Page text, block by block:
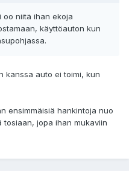
oo niitä ihan ekoja
käyttöauton kun
kanssa auto ei toimi, kun
ensimmäisiä hankintoja nuo
jopa ihan mukaviin